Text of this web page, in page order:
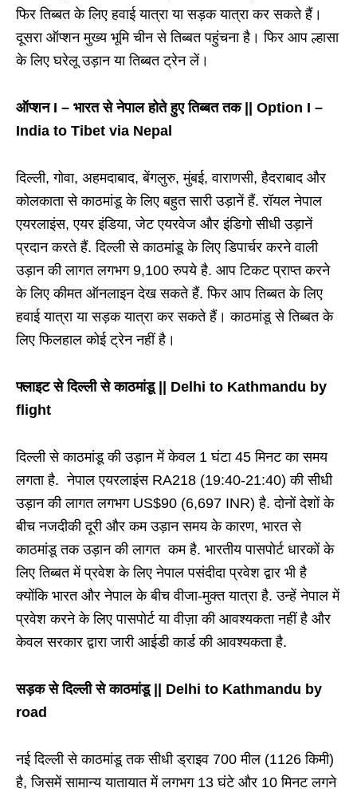
फिर तिब्बत के लिए हवाई यात्रा या सड़क यात्रा कर सकते हैं।
दूसरा ऑप्शन मुख्य भूमि चीन से तिब्बत पहुंचना है। फिर आप ल्हासा
के लिए घरेलू उड़ान या तिब्बत ट्रेन लें।
ऑप्शन I – भारत से नेपाल होते हुए तिब्बत तक || Option I –
India to Tibet via Nepal
दिल्ली, गोवा, अहमदाबाद, बेंगलुरु, मुंबई, वाराणसी, हैदराबाद और
कोलकाता से काठमांडू के लिए बहुत सारी उड़ानें हैं. रॉयल नेपाल
एयरलाइंस, एयर इंडिया, जेट एयरवेज और इंडिगो सीधी उड़ानें
प्रदान करते हैं. दिल्ली से काठमांडू के लिए डिपार्चर करने वाली
उड़ान की लागत लगभग 9,100 रुपये है. आप टिकट प्राप्त करने
के लिए कीमत ऑनलाइन देख सकते हैं. फिर आप तिब्बत के लिए
हवाई यात्रा या सड़क यात्रा कर सकते हैं। काठमांडू से तिब्बत के
लिए फिलहाल कोई ट्रेन नहीं है।
फ्लाइट से दिल्ली से काठमांडू || Delhi to Kathmandu by
flight
दिल्ली से काठमांडू की उड़ान में केवल 1 घंटा 45 मिनट का समय
लगता है. नेपाल एयरलाइंस RA218 (19:40-21:40) की सीधी
उड़ान की लागत लगभग US$90 (6,697 INR) है. दोनों देशों के
बीच नजदीकी दूरी और कम उड़ान समय के कारण, भारत से
काठमांडू तक उड़ान की लागत कम है. भारतीय पासपोर्ट धारकों के
लिए तिब्बत में प्रवेश के लिए नेपाल पसंदीदा प्रवेश द्वार भी है
क्योंकि भारत और नेपाल के बीच वीजा-मुक्त यात्रा है. उन्हें नेपाल में
प्रवेश करने के लिए पासपोर्ट या वीज़ा की आवश्यकता नहीं है और
केवल सरकार द्वारा जारी आईडी कार्ड की आवश्यकता है.
सड़क से दिल्ली से काठमांडू || Delhi to Kathmandu by
road
नई दिल्ली से काठमांडू तक सीधी ड्राइव 700 मील (1126 किमी)
है, जिसमें सामान्य यातायात में लगभग 13 घंटे और 10 मिनट लगने